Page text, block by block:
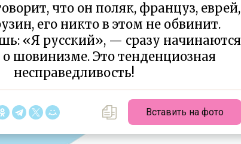
что он поляк, француз, еврей,
его никто в этом не обвинит.
«Я русский», — сразу начинаются
о шовинизме. Это тенденциозная
несправедливость!
Вставить на фото